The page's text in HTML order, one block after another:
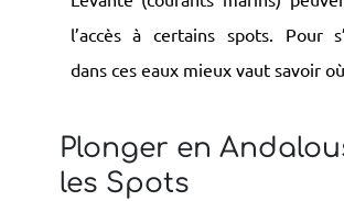
l’accès à certains spots. Pour
dans ces eaux mieux vaut savoir
Plonger en
les Spots